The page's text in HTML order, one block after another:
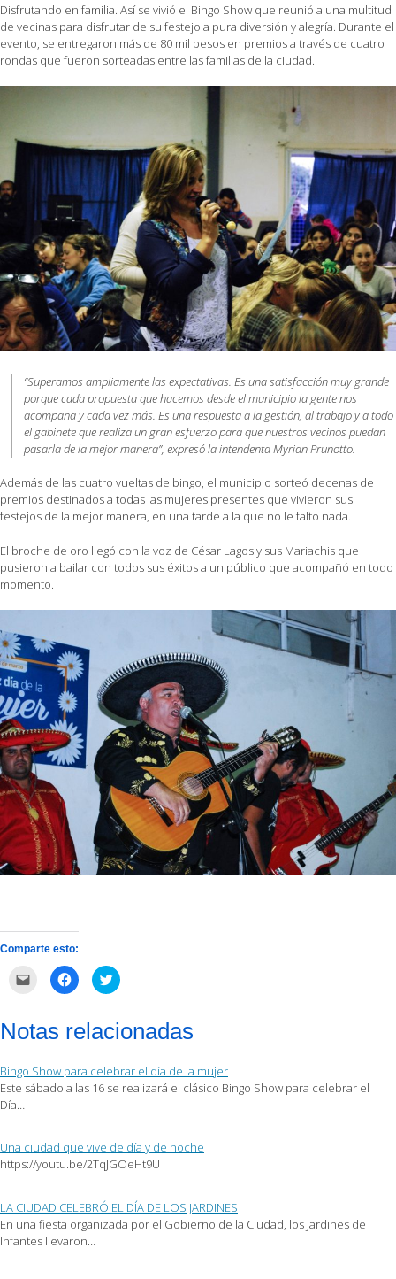
Disfrutando en familia. Así se vivió el Bingo Show que reunió a una multitud
de vecinas para disfrutar de su festejo a pura diversión y alegría. Durante el
evento, se entregaron más de 80 mil pesos en premios a través de cuatro
rondas que fueron sorteadas entre las familias de la ciudad.
“Superamos ampliamente las expectativas. Es una satisfacción muy grande
porque cada propuesta que hacemos desde el municipio la gente nos
acompaña y cada vez más. Es una respuesta a la gestión, al trabajo y a todo
el gabinete que realiza un gran esfuerzo para que nuestros vecinos puedan
pasarla de la mejor manera”, expresó la intendenta Myrian Prunotto.
Además de las cuatro vueltas de bingo, el municipio sorteó decenas de
premios destinados a todas las mujeres presentes que vivieron sus
festejos de la mejor manera, en una tarde a la que no le falto nada.
El broche de oro llegó con la voz de César Lagos y sus Mariachis que
pusieron a bailar con todos sus éxitos a un público que acompañó en todo
momento.
Comparte esto:
correo
electrónico
amigo
(Se
abre
Haz
clic
Facebook
(Se
una
ventana
nueva)
Haz
clic
en
Twitter
(Se
una
ventana
nueva)
Notas relacionadas
Bingo Show para celebrar el día de la mujer
Este sábado a las 16 se realizará el clásico Bingo Show para celebrar el
Día…
Una ciudad que vive de día y de noche
https://youtu.be/2TqJGOeHt9U
LA CIUDAD CELEBRÓ EL DÍA DE LOS JARDINES
En una fiesta organizada por el Gobierno de la Ciudad, los Jardines de
Infantes llevaron…